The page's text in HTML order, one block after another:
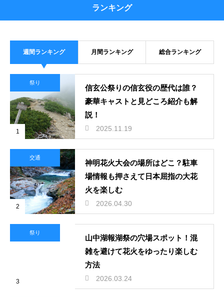
ランキング
週間ランキング 月間ランキング 総合ランキング
祭り
1
信玄公祭りの信玄役の歴代は誰？
豪華キャストと見どころ紹介も解
説！
2025.11.19
交通
2
神明花火大会の場所はどこ？駐車
場情報も押さえて日本屈指の大花
火を楽しむ
2026.04.30
祭り
3
山中湖報湖祭の穴場スポット！混
雑を避けて花火をゆったり楽しむ
方法
2026.03.24